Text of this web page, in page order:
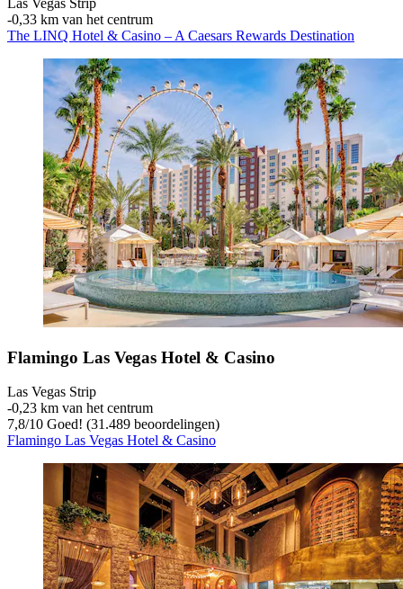
Las Vegas Strip
‐0,33 km van het centrum
The LINQ Hotel & Casino – A Caesars Rewards Destination
Flamingo Las Vegas Hotel & Casino
Las Vegas Strip
‐0,23 km van het centrum
7,8/10 Goed! (31.489 beoordelingen)
Flamingo Las Vegas Hotel & Casino